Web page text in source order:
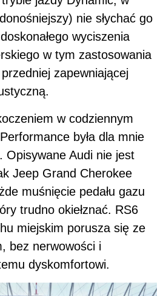
nie słychać go
wyciszenia
w tym zastosowania
zapewniającej
w codziennym
była dla mnie
Opisywane Audi nie jest
Jeep Grand Cherokee
muśnięcie pedału gazu
trudno okiełznać. RS6
miejskim porusza się ze
bez nerwowości i
dyskomfortowi.